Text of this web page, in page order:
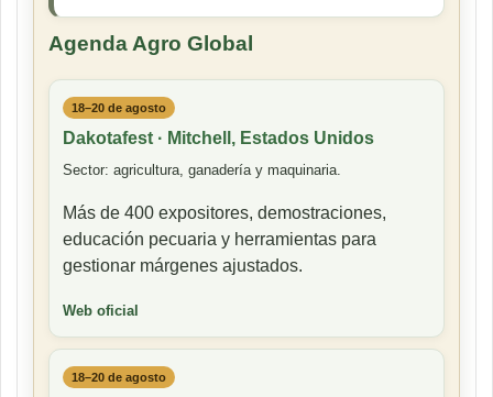
Agenda Agro Global
18–20 de agosto
Dakotafest · Mitchell, Estados Unidos
Sector: agricultura, ganadería y maquinaria.
Más de 400 expositores, demostraciones,
educación pecuaria y herramientas para
gestionar márgenes ajustados.
Web oficial
18–20 de agosto